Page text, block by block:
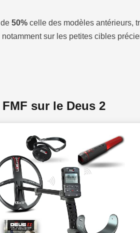
50% celle des modèles antérieurs,
sur les petites cibles
sur le Deus 2